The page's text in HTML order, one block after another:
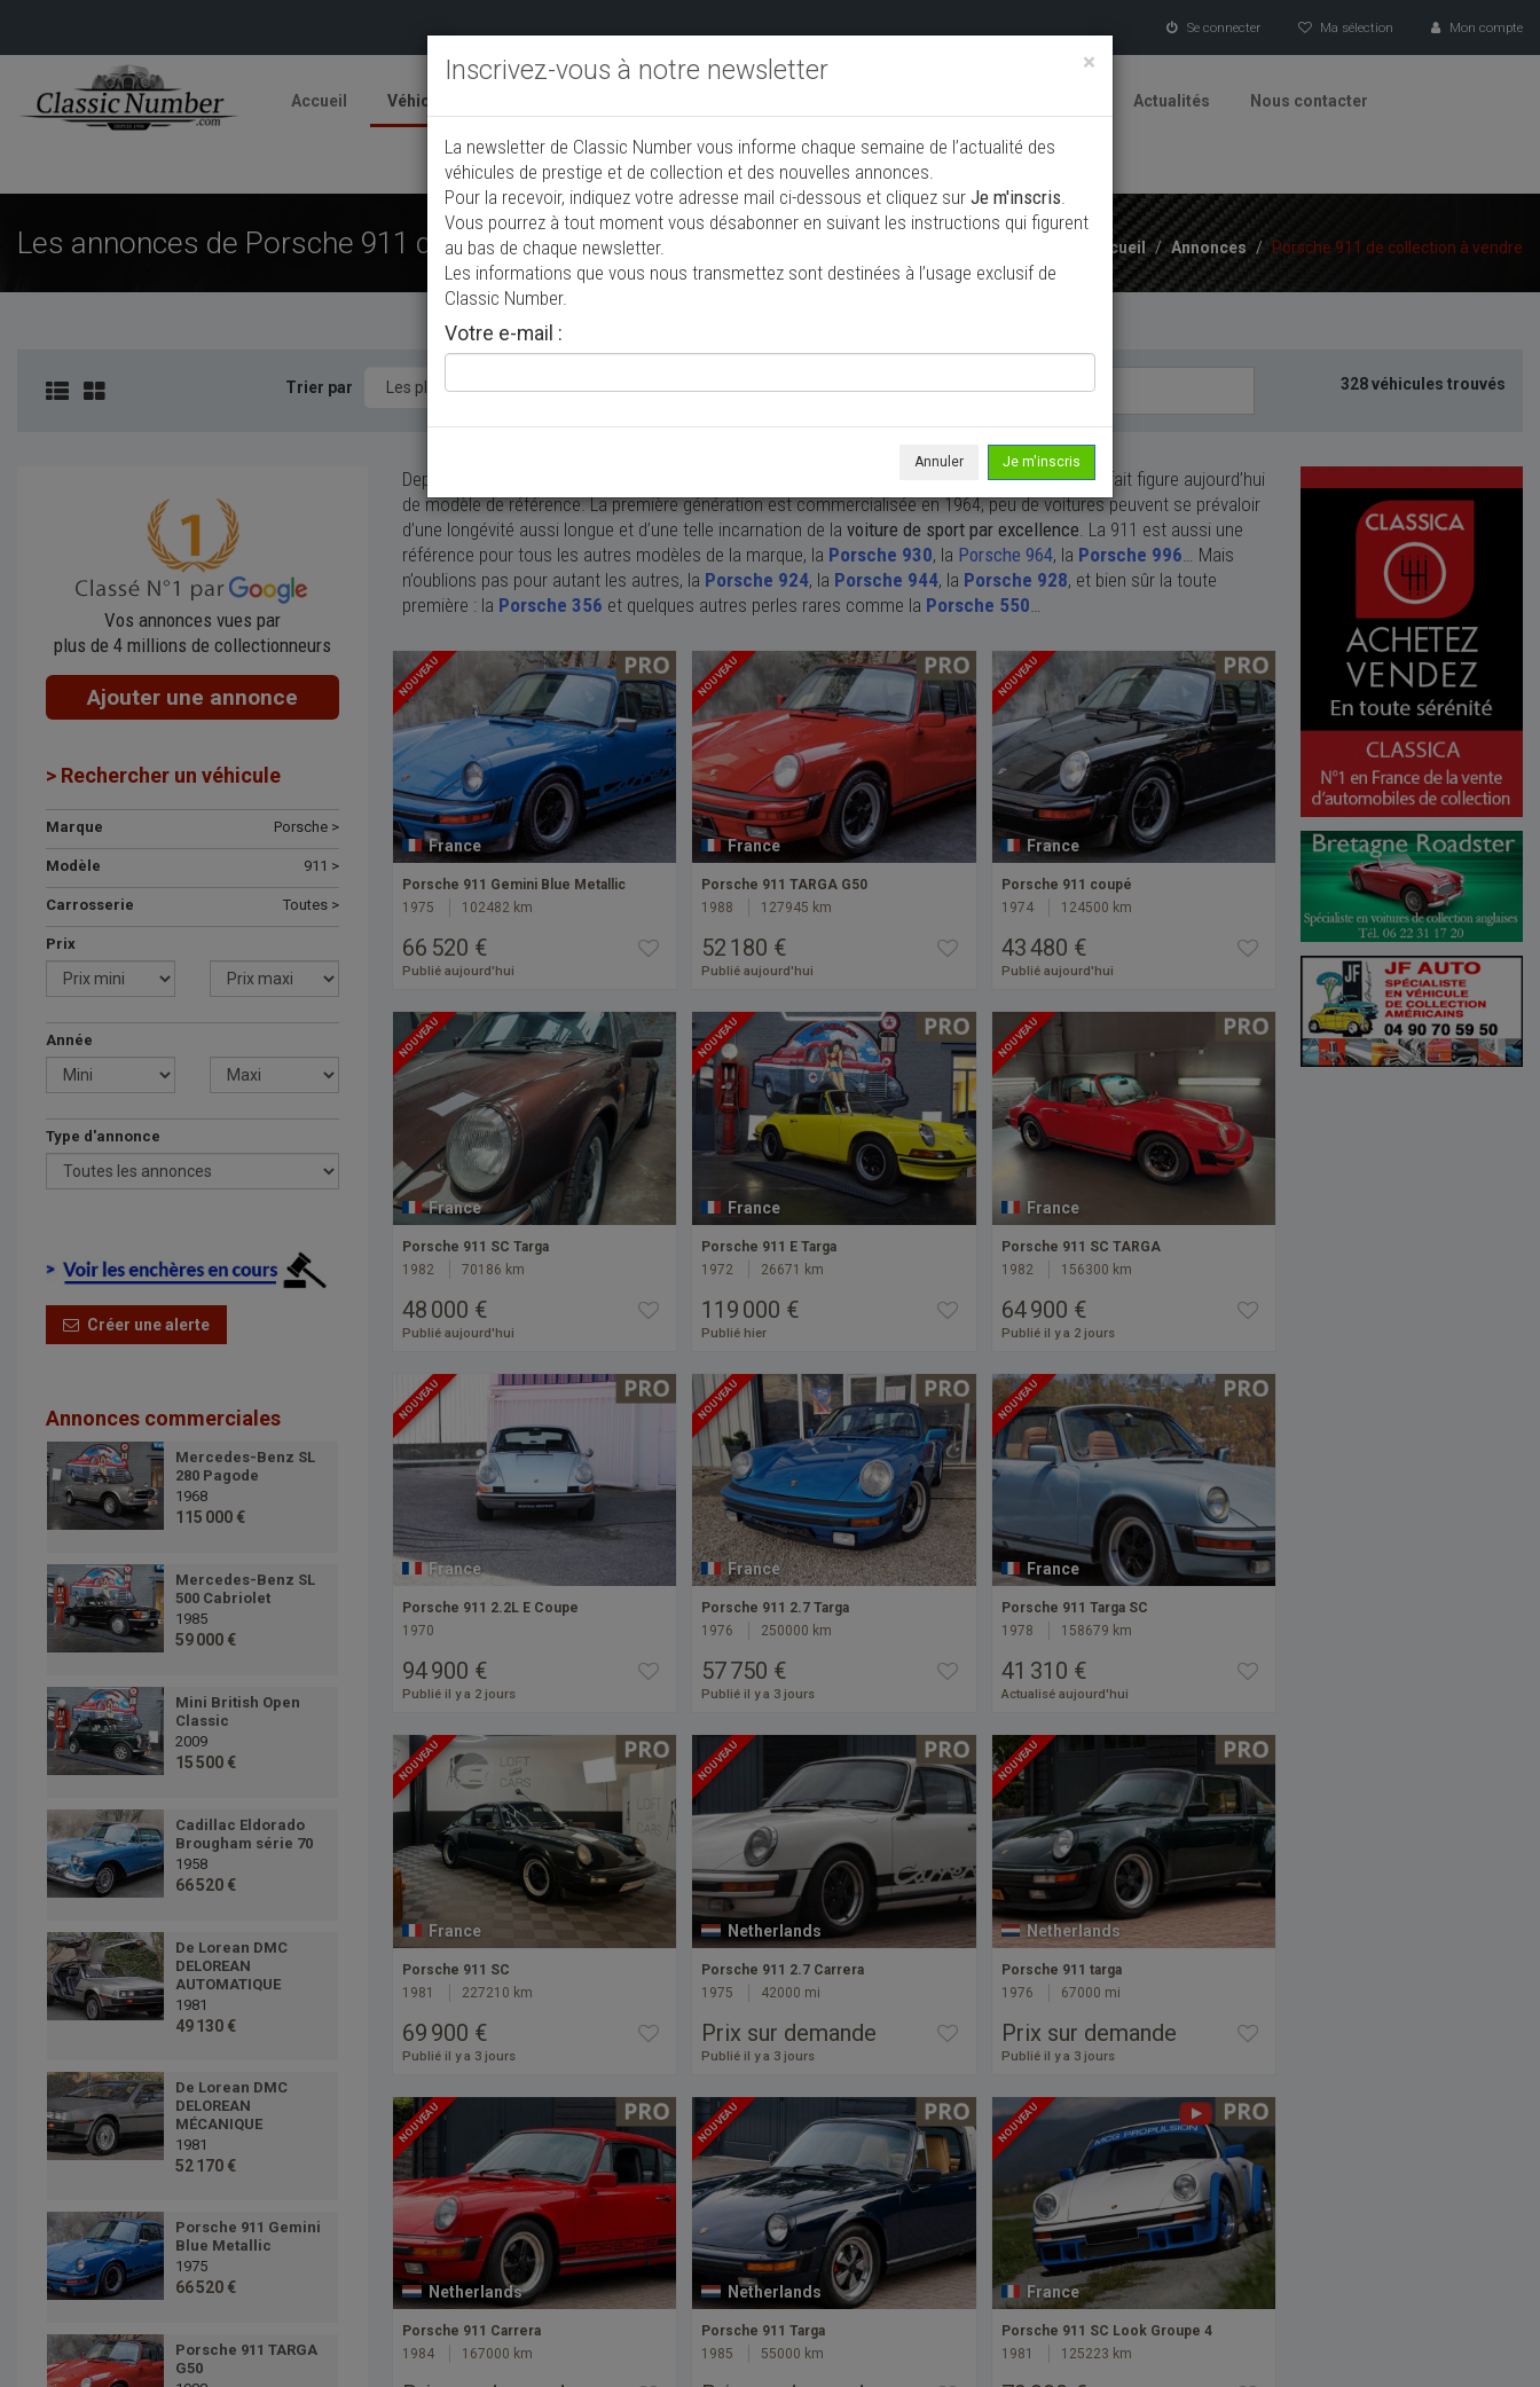
Se connecter Ma sélection Mon compte
Accueil Véhicules Actualités Nous contacter
Ajouter une annonce
Les annonces de Porsche 911 de collection à vendre Accueil / Annonces / Porsche 911 de collection à vendre
Trier par 328 véhicules trouvés
Vos annonces vues par
plus de 4 millions de collectionneurs
Ajouter une annonce
> Rechercher un véhicule
Marque Porsche >
Modèle 911 >
Carrosserie Toutes >
Prix
Année
Type d'annonce
Créer une alerte
Annonces commerciales
Mercedes-Benz SL
280 Pagode
1968
115 000 €
Mercedes-Benz SL
500 Cabriolet
1985
59 000 €
Mini British Open
Classic
2009
15 500 €
Cadillac Eldorado
Brougham série 70
1958
66 520 €
De Lorean DMC
DELOREAN
AUTOMATIQUE
1981
49 130 €
De Lorean DMC
DELOREAN
MÉCANIQUE
1981
52 170 €
Porsche 911 Gemini
Blue Metallic
1975
66 520 €
Porsche 911 TARGA
G50
Depuis cinquante ans, la
fascine les amateurs d’automobiles du monde entier et fait figure aujourd’hui
de modèle de référence. La première génération est commercialisée en 1964, peu de voitures peuvent se prévaloir
d’une longévité aussi longue et d’une telle incarnation de la voiture de sport par excellence. La 911 est aussi une
référence pour tous les autres modèles de la marque, la Porsche 930, la Porsche 964, la Porsche 996… Mais
n’oublions pas pour autant les autres, la Porsche 924, la Porsche 944, la Porsche 928, et bien sûr la toute
première : la Porsche 356 et quelques autres perles rares comme la Porsche 550…
NOUVEAU
France
Porsche 911 Gemini Blue Metallic
1975
102482 km
66 520 €
Publié aujourd'hui
NOUVEAU
France
Porsche 911 TARGA G50
1988
127945 km
52 180 €
Publié aujourd'hui
NOUVEAU
France
Porsche 911 coupé
1974
124500 km
43 480 €
Publié aujourd'hui
NOUVEAU
France
Porsche 911 SC Targa
1982
70186 km
48 000 €
Publié aujourd'hui
NOUVEAU
France
Porsche 911 E Targa
1972
26671 km
119 000 €
Publié hier
NOUVEAU
France
Porsche 911 SC TARGA
1982
156300 km
64 900 €
Publié il y a 2 jours
NOUVEAU
France
Porsche 911 2.2L E Coupe
1970
94 900 €
Publié il y a 2 jours
NOUVEAU
France
Porsche 911 2.7 Targa
1976
250000 km
57 750 €
Publié il y a 3 jours
NOUVEAU
France
Porsche 911 Targa SC
1978
158679 km
41 310 €
Actualisé aujourd'hui
NOUVEAU
France
Porsche 911 SC
1981
227210 km
69 900 €
Publié il y a 3 jours
NOUVEAU
Netherlands
Porsche 911 2.7 Carrera
1975
42000 mi
Prix sur demande
Publié il y a 3 jours
NOUVEAU
Netherlands
Porsche 911 targa
1976
67000 mi
Prix sur demande
Publié il y a 3 jours
NOUVEAU
Netherlands
Porsche 911 Carrera
1984
167000 km
NOUVEAU
Netherlands
Porsche 911 Targa
1985
55000 km
NOUVEAU
France
Porsche 911 SC Look Groupe 4
1981
125223 km
×
Inscrivez-vous à notre newsletter
La newsletter de Classic Number vous informe chaque semaine de l’actualité des
véhicules de prestige et de collection et des nouvelles annonces.
Pour la recevoir, indiquez votre adresse mail ci-dessous et cliquez sur Je m'inscris.
Vous pourrez à tout moment vous désabonner en suivant les instructions qui figurent
au bas de chaque newsletter.
Les informations que vous nous transmettez sont destinées à l’usage exclusif de
Classic Number.
Votre e-mail :
Annuler Je m'inscris